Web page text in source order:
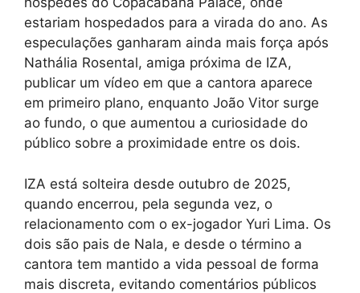
estariam hospedados para a virada do ano. As
especulações ganharam ainda mais força após
Nathália Rosental, amiga próxima de IZA,
publicar um vídeo em que a cantora aparece
em primeiro plano, enquanto João Vitor surge
ao fundo, o que aumentou a curiosidade do
público sobre a proximidade entre os dois.
IZA está solteira desde outubro de 2025,
quando encerrou, pela segunda vez, o
relacionamento com o ex-jogador Yuri Lima. Os
dois são pais de Nala, e desde o término a
cantora tem mantido a vida pessoal de forma
mais discreta, evitando comentários públicos